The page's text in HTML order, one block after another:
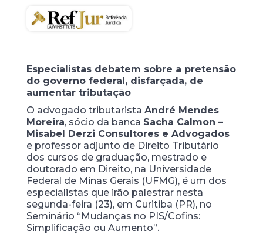
Especialistas debatem sobre a pretensão
do governo federal, disfarçada, de
aumentar tributação
O advogado tributarista André Mendes
Moreira, sócio da banca Sacha Calmon –
Misabel Derzi Consultores e Advogados
e professor adjunto de Direito Tributário
dos cursos de graduação, mestrado e
doutorado em Direito, na Universidade
Federal de Minas Gerais (UFMG), é um dos
especialistas que irão palestrar nesta
segunda-feira (23), em Curitiba (PR), no
Seminário “Mudanças no PIS/Cofins:
Simplificação ou Aumento”.